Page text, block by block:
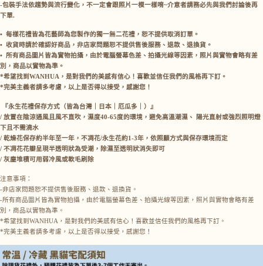
-包裝手法依趨勢與流行變化，不一定會跟照片一模一樣唷~介意者請務必先與我們討論後再
下單.
•⁠ ⁠每樣花禮皆為花藝師為您製作的獨一無二花禮，恕不提供取消訂單。
•⁠ ⁠收貨時請於確認好商品，非店家問題恕不提供售後服務、退款、退換貨。
•⁠ ⁠所有商品圖片皆為實物拍攝，由於電腦螢幕色差、拍攝光線等因素，照片與實物會略有差
別，商品以實物為準。
*希望找到WANHUA，是對我們的美感有信心！喜歡並信任我們的風格再下訂。
*完美主義者請多考慮，以上是否得以接受，感謝您！
『永生花禮保存方式（皆為台灣｜日本｜厄瓜多｜）』
/ 放置在陰涼通風且風不直吹，濕度40-65度的環境，避免高溫潮濕、 陽光直射或強烈照明燈
下且不需澆水
/ 乾燥花保存約半年至一年，不凋花/永生花約1-3年，依照顧方式與保存環境而定
/ 不凋花花瓣呈現半透明狀為受潮，除濕至透明狀消失即可
/ 灰塵堆積可用弱冷風或軟毛刷除
注意事項：
-非店家問題恕不提供售後服務、退款、退換貨。
-所有商品圖片皆為實物拍攝，由於電腦螢幕色差、拍攝光線等因素，照片與實物會略有差
別，商品以實物為準。
*希望找到WANHUA，是對我們的美感有信心！喜歡並信任我們的風格再下訂。
*完美主義者請多考慮，以上是否得以接受，感謝您！